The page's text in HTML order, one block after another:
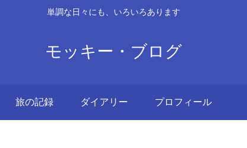
単調な日々にも、いろいろあります
モッキー・ブログ
旅の記録 ダイアリー プロフィール